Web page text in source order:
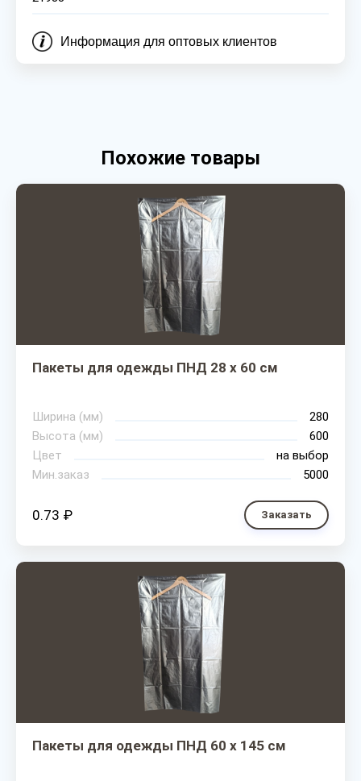
Информация для оптовых клиентов
Похожие товары
Пакеты для одежды ПНД 28 х 60 см
Ширина (мм)
280
Высота (мм)
600
Цвет
на выбор
Мин.заказ
5000
0.73 ₽ Заказать
Пакеты для одежды ПНД 60 х 145 см